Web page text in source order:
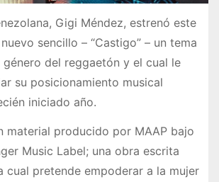
Gigi Méndez, estrenó este
sencillo – “Castigo” – un tema
género del reggaetón y el cual le
su posicionamiento musical
iniciado año.
material producido por MAAP bajo
Music Label; una obra escrita
cual pretende empoderar a la mujer